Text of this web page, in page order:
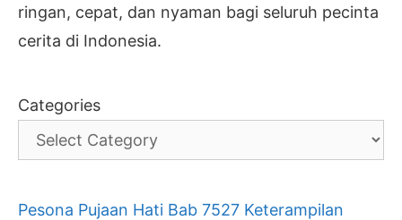
ringan, cepat, dan nyaman bagi seluruh pecinta
cerita di Indonesia.
Categories
Pesona Pujaan Hati Bab 7527 Keterampilan